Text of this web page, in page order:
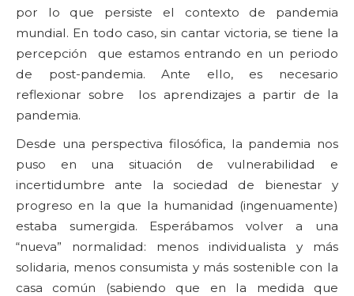
por lo que persiste el contexto de pandemia
mundial. En todo caso, sin cantar victoria, se tiene la
percepción que estamos entrando en un periodo
de post-pandemia. Ante ello, es necesario
reflexionar sobre los aprendizajes a partir de la
pandemia.
Desde una perspectiva filosófica, la pandemia nos
puso en una situación de vulnerabilidad e
incertidumbre ante la sociedad de bienestar y
progreso en la que la humanidad (ingenuamente)
estaba sumergida. Esperábamos volver a una
“nueva” normalidad: menos individualista y más
solidaria, menos consumista y más sostenible con la
casa común (sabiendo que en la medida que